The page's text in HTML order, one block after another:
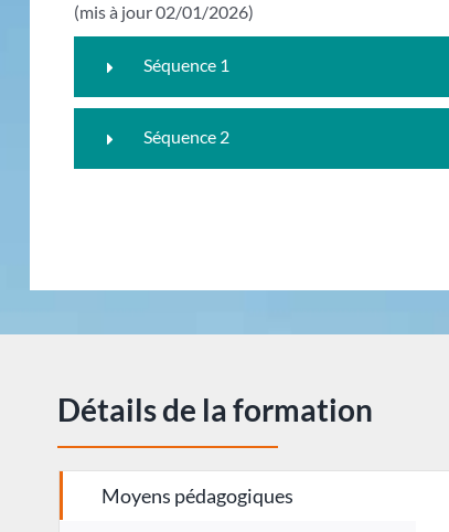
(mis à jour 02/01/2026)
Séquence 1
Séquence 2
Détails de la formation
Moyens pédagogiques